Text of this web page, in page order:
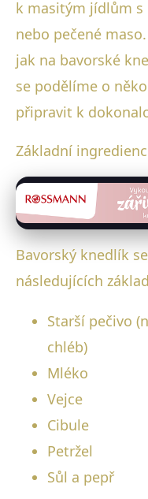
k masitým jídlům s
nebo pečené
jak na bavorské
se podělíme o
připravit k
Základní
Bavorský knedlík
následujících
Starší pečivo
chléb)
Mléko
Vejce
Cibule
Petržel
Sůl a pepř